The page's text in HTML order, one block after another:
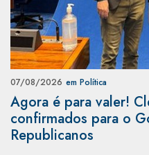
07/08/2026 em Política
Agora é para valer!
confirmados para o
Republicanos